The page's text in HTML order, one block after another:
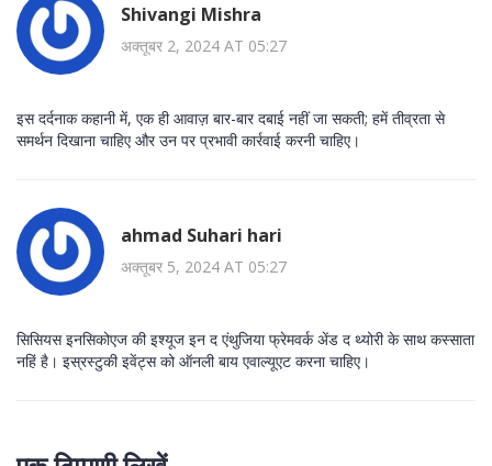
Shivangi Mishra
अक्तूबर 2, 2024 AT 05:27
इस दर्दनाक कहानी में, एक ही आवाज़ बार-बार दबाई नहीं जा सकती; हमें तीव्रता से
समर्थन दिखाना चाहिए और उन पर प्रभावी कार्रवाई करनी चाहिए।
ahmad Suhari hari
अक्तूबर 5, 2024 AT 05:27
सिसियस इनसिकोएज की इश्यूज इन द एंथुजिया फ्रेमवर्क अेंड द थ्योरी के साथ कस्साता
नहिं है। इस्रस्टुकी इवेंट्स को ऑनली बाय एवाल्यूएट करना चाहिए।